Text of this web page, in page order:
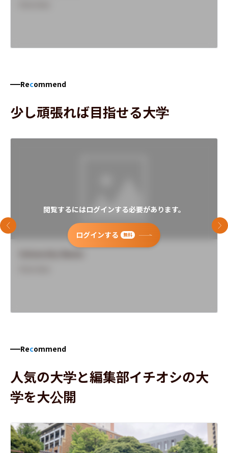
Recommend
少し頑張れば目指せる大学
閲覧するにはログインする必要があります。
ログインする 無料
前のスライド 次
Recommend
人気の大学と編集部イチオシの大
学を大公開